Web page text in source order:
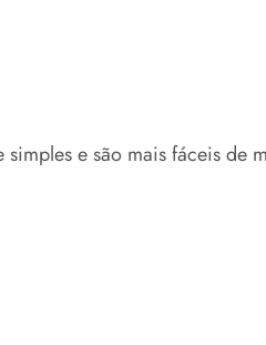
e são mais fáceis de